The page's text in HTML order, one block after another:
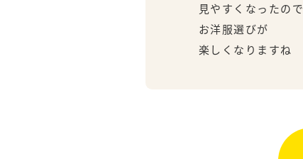
見やすくなったので
お洋服選びが
楽しくなりますね